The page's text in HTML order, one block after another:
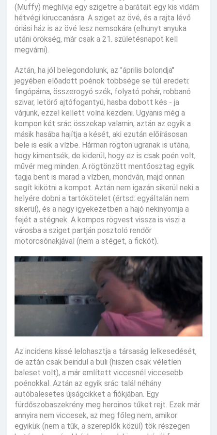
(Muffy) meghívja egy szigetre a barátait egy kis vidám
hétvégi kiruccanásra. A sziget az övé, és a rajta lévő
óriási ház is az övé lesz nemsokára (elhunyt anyuka
utáni örökség, már csak a 21. születésnapot kell
megvárni).
Aztán, ha jól belegondolunk, az "április bolondja"
jegyében előadott poénok többsége se túl eredeti:
fingópárna, összerogyó szék, folyató pohár, robbanó
szivar, letörő ajtófogantyú, hasba dobott kés - ja
várjunk, ezzel kellett volna kezdeni. Ugyanis még a
kompon két srác összekap valamin, aztán az egyik a
másik hasába hajítja a kését, aki ezután előírásosan
bele is esik a vízbe. Hárman rögtön ugranak is utána,
hogy kimentsék, de kiderül, hogy ez is csak poén volt,
művér meg minden. A rögtönzött mentőosztag egyik
tagja bent is marad a vízben, mondván, majd onnan
segít kikötni a kompot. Aztán nem igazán sikerül neki a
helyére dobni a tartókötelet (értsd: egyáltalán nem
sikerül), és a nagy igyekezetben a hajó nekinyomja a
fejét a stégnek. A kompos rögvest vissza is viszi a
városba a sziget partján posztoló rendőr
motorcsónakjával (nem a stéget, a fickót).
Az incidens kissé lelohasztja a társaság lelkesedését,
de aztán csak beindul a buli (hiszen csak véletlen
baleset volt), a már említett viccesnél viccesebb
poénokkal. Aztán az egyik srác talál néhány
autóbalesetes újságcikket a fiókjában. Egy
fürdőszobaszekrény meg heroinos tűket rejt. Ezek már
annyira nem viccesek, az meg főleg nem, amikor
egyikük (nem a tűk, a szereplők közül) tök részegen